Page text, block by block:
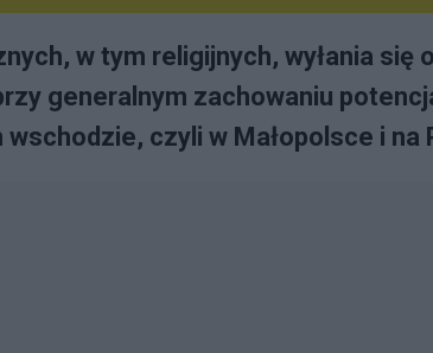
w tym religijnych, wyłania się
generalnym zachowaniu
czyli w Małopolsce i na